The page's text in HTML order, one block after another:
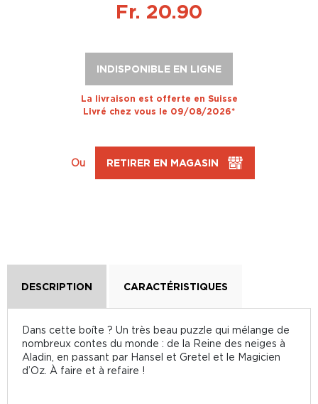
Fr. 20.90
INDISPONIBLE EN LIGNE
La livraison est offerte en Suisse
Livré chez vous le 09/08/2026*
Ou RETIRER EN MAGASIN
DESCRIPTION CARACTÉRISTIQUES
Dans cette boîte ? Un très beau puzzle qui mélange de
nombreux contes du monde : de la Reine des neiges à
Aladin, en passant par Hansel et Gretel et le Magicien
d’Oz. À faire et à refaire !